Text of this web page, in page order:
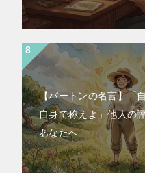
【バートンの名言】「
自身で称えよ」他人の
あなたへ